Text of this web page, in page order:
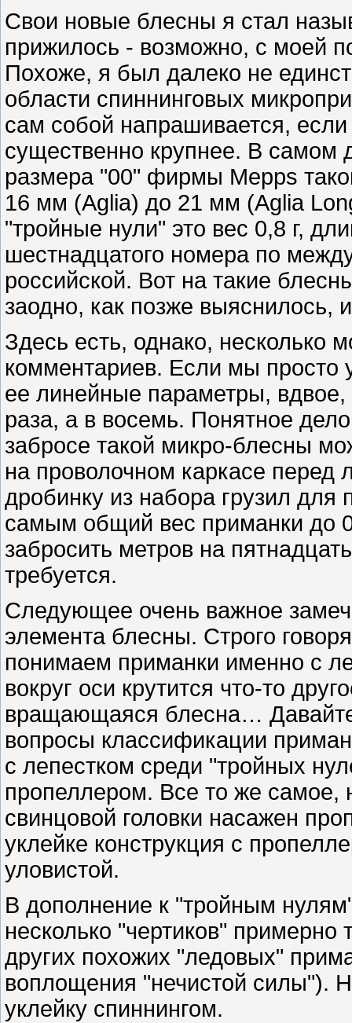
Свои новые блесны я стал
прижилось - возможно, с моей
Похоже, я был далеко не
области спиннинговых
сам собой напрашивается,
существенно крупнее. В самом
размера "00" фирмы Mepps
16 мм (Aglia) до 21 мм (Aglia
"тройные нули" это вес 0,8 г,
шестнадцатого номера по
российской. Вот на такие
заодно, как позже выяснилось,
Здесь есть, однако, несколько
комментариев. Если мы просто
ее линейные параметры,
раза, а в восемь. Понятное
забросе такой микро-блесны
на проволочном каркасе
дробинку из набора грузил для
самым общий вес приманки до
забросить метров на
требуется.
Следующее очень важное
элемента блесны. Строго
понимаем приманки именно с
вокруг оси крутится что-то
вращающаяся блесна…
вопросы классификации
с лепестком среди "тройных
пропеллером. Все то же самое,
свинцовой головки насажен
уклейке конструкция с
уловистой.
В дополнение к "тройным
несколько "чертиков"
других похожих "ледовых"
воплощения "нечистой силы").
уклейку спиннингом.